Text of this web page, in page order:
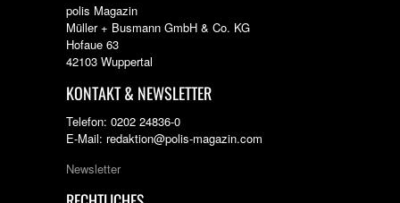
polis Magazin
Müller + Busmann GmbH & Co. KG
Hofaue 63
42103 Wuppertal
KONTAKT & NEWSLETTER
Telefon: 0202 24836-0
E-Mail: redaktion@polis-magazin.com
Newsletter